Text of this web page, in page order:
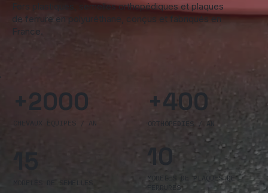
Fers plastiques, semelles orthopédiques et plaques
de ferrure en polyuréthane, conçus et fabriqués en
France.
+2000
CHEVAUX EQUIPES / AN
+400
ORTHOPEDIES / AN
15 10
MODELES DE PLAQUES DE
FERRURES